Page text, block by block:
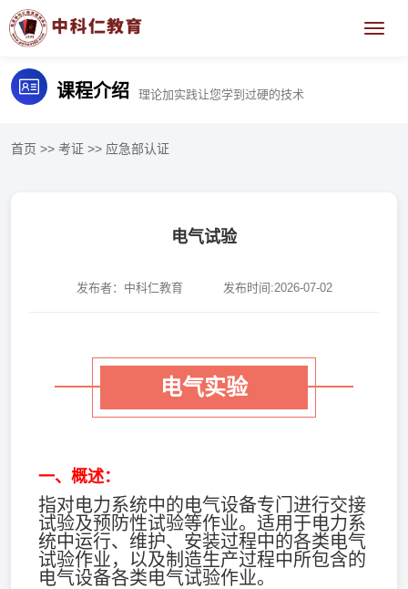
课程介绍 理论加实践让您学到过硬的技术
首页 >> 考证 >> 应急部认证
电气试验
发布者：中科仁教育 发布时间:2026-07-02
电气实验
一、概述：
指对电力系统中的电气设备专门进行交接
试验及预防性试验等作业。适用于电力系
统中运行、维护、安装过程中的各类电气
试验作业，以及制造生产过程中所包含的
电气设备各类电气试验作业。